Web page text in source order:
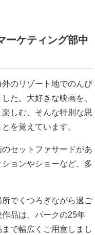
ーケティング部中
のリゾート地でのんび
た。大好きな映画を、
しむ、そんな特別な思
を覚えています。
セットファサードがあ
ョンやショーなど、多
でくつろぎながら過ご
品は、パークの25年
で幅広くご用意しまし